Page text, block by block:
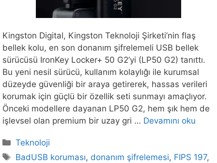
Kingston Digital, Kingston Teknoloji Şirketi’nin flaş
bellek kolu, en son donanım şifrelemeli USB bellek
sürücüsü IronKey Locker+ 50 G2’yi (LP50 G2) tanıttı.
Bu yeni nesil sürücü, kullanım kolaylığı ile kurumsal
düzeyde güvenliği bir araya getirerek, hassas verileri
korumak için güçlü bir özellik seti sunmayı amaçlıyor.
Önceki modellere dayanan LP50 G2, hem şık hem de
işlevsel olan premium bir uzay gri … Devamını oku
Kategoriler
Teknoloji
Etiketler
BadUSB koruması, donanım şifrelemesi, FIPS 197,